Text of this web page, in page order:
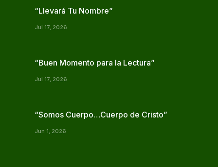
“Llevará Tu Nombre”
Jul 17, 2026
“Buen Momento para la Lectura”
Jul 17, 2026
“Somos Cuerpo…Cuerpo de Cristo”
Jun 1, 2026